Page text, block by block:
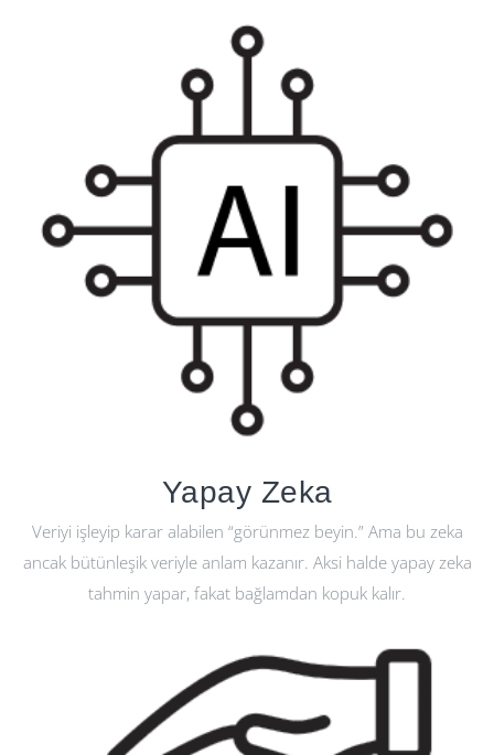
Yapay Zeka
Veriyi işleyip karar alabilen “görünmez beyin.” Ama bu zeka
ancak bütünleşik veriyle anlam kazanır. Aksi halde yapay zeka
tahmin yapar, fakat bağlamdan kopuk kalır.